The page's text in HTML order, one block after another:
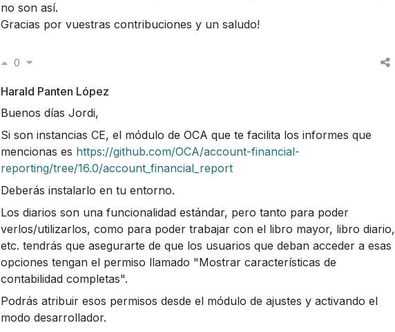
no son así.
Gracias por vuestras contribuciones y un saludo!
0
Harald Panten López
Buenos días Jordi,
Si son instancias CE, el módulo de OCA que te facilita los informes que
mencionas es https://github.com/OCA/account-financial-
reporting/tree/16.0/account_financial_report
Deberás instalarlo en tu entorno.
Los diarios son una funcionalidad estándar, pero tanto para poder
verlos/utilizarlos, como para poder trabajar con el libro mayor, libro diario,
etc. tendrás que asegurarte de que los usuarios que deban acceder a esas
opciones tengan el permiso llamado "Mostrar características de
contabilidad completas".
Podrás atribuir esos permisos desde el módulo de ajustes y activando el
modo desarrollador.